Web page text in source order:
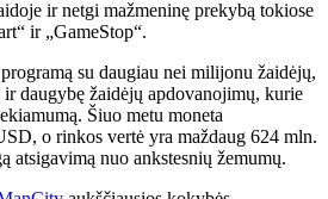
ir netgi mažmeninę prekybą tokiose
ir „GameStop“.
su daugiau nei milijonu žaidėjų,
ir daugybę žaidėjų apdovanojimų, kurie
Šiuo metu moneta
o rinkos vertė yra maždaug 624 mln.
atsigavimą nuo ankstesnių žemumų.